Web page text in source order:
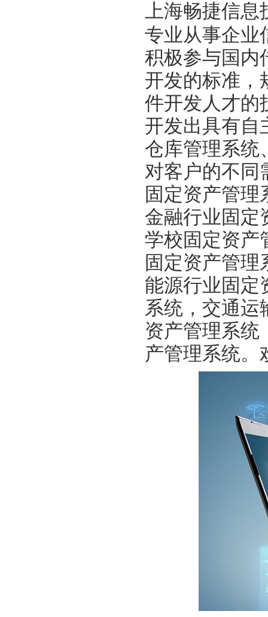
上海畅捷信息
专业从事企业
积极参与国内
开发的标准，
件开发人才的
开发出具有自
仓库管理系统
对客户的不同
固定资产管
金融行业固定
学校固定资产
固定资产管
能源行业固定
系统，交通运
资产管理系统
产管理系统。